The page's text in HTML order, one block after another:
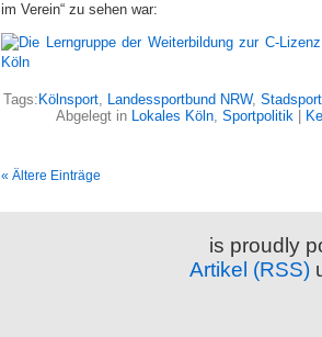
im Verein“ zu sehen war:
Tags: Kölnsport, Landessportbund NRW,
Abgelegt in Lokales Köln, Sportpolitik
« Ältere Einträge
is proudly
Artikel (RSS)